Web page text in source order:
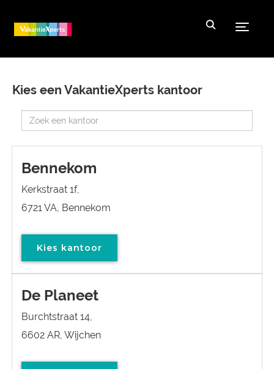
Kies een VakantieXperts kantoor
Bennekom
Kerkstraat 1f,
6721 VA, Bennekom
Kies kantoor
De Planeet
Burchtstraat 14,
6602 AR, Wijchen